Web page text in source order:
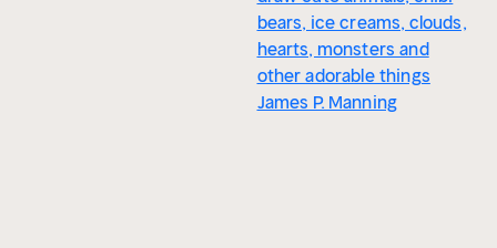
bears, ice creams, clouds,
hearts, monsters and
other adorable things
James P. Manning